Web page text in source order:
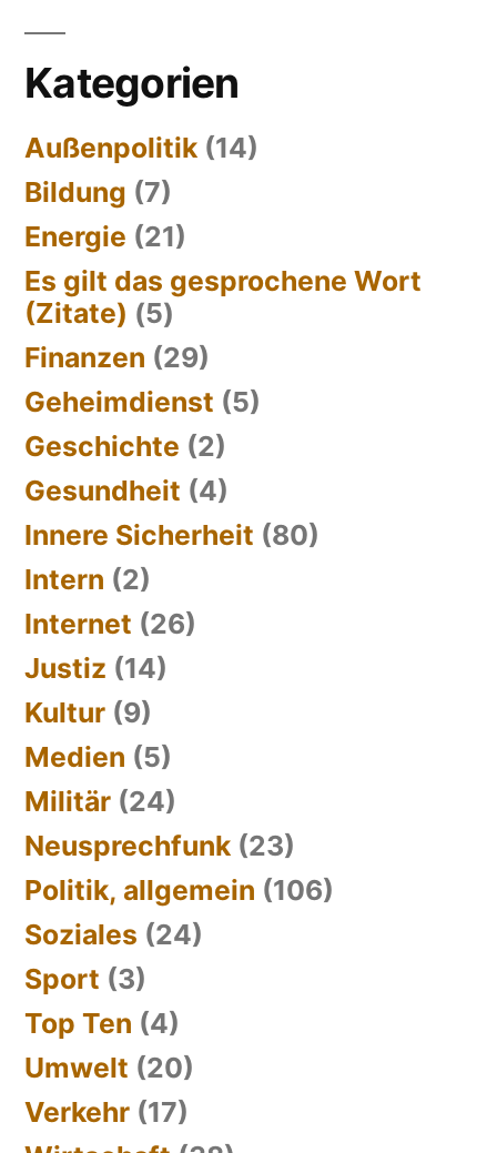
Kategorien
Außenpolitik (14)
Bildung (7)
Energie (21)
Es gilt das gesprochene Wort
(Zitate) (5)
Finanzen (29)
Geheimdienst (5)
Geschichte (2)
Gesundheit (4)
Innere Sicherheit (80)
Intern (2)
Internet (26)
Justiz (14)
Kultur (9)
Medien (5)
Militär (24)
Neusprechfunk (23)
Politik, allgemein (106)
Soziales (24)
Sport (3)
Top Ten (4)
Umwelt (20)
Verkehr (17)